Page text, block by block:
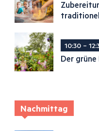
10:30 –
Der grüne
Nachmittag